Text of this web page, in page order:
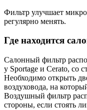
Фильтр улучшает
регулярно менять.
Где находится
Салонный фильтр
у Sportage и Cerato, со
Необходимо открыть
воздуховода, на
Воздушный фильтр
стороны, если стоять